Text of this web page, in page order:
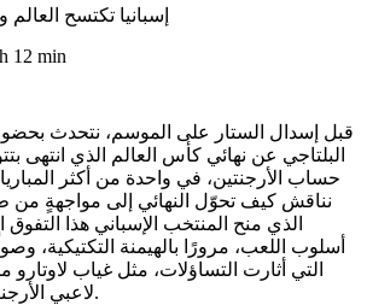
إسبانيا تكتسح العالم
12 min
قبل إسدال الستار على الموسم، نتحدث
البلتاجي عن نهائي كأس العالم الذي انتهى
حساب الأرجنتين، في واحدة من أكثر
نناقش كيف تحوّل النهائي إلى مواجهةٍ من
الذي منح المنتخب الإسباني هذا التفوق
أسلوب اللعب، مرورًا بالهيمنة التكتيكية،
التي أثارت التساؤلات، مثل غياب لاوتارو
لاعبي الأرجنتين خلال اللقاء.